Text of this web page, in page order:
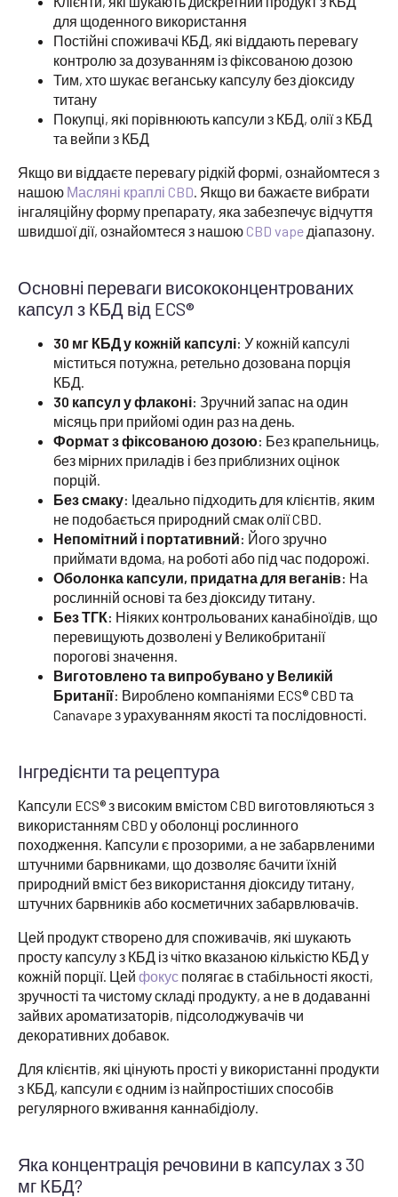
для щоденного використання
Постійні споживачі КБД, які віддають перевагу
контролю за дозуванням із фіксованою дозою
Тим, хто шукає веганську капсулу без діоксиду
титану
Покупці, які порівнюють капсули з КБД, олії з КБД
та вейпи з КБД
Якщо ви віддаєте перевагу рідкій формі, ознайомтеся з
нашою Масляні краплі CBD. Якщо ви бажаєте вибрати
інгаляційну форму препарату, яка забезпечує відчуття
швидшої дії, ознайомтеся з нашою CBD vape діапазону.
Основні переваги висококонцентрованих
капсул з КБД від ECS®
30 мг КБД у кожній капсулі: У кожній капсулі
міститься потужна, ретельно дозована порція
КБД.
30 капсул у флаконі: Зручний запас на один
місяць при прийомі один раз на день.
Формат з фіксованою дозою: Без крапельниць,
без мірних приладів і без приблизних оцінок
порцій.
Без смаку: Ідеально підходить для клієнтів, яким
не подобається природний смак олії CBD.
Непомітний і портативний: Його зручно
приймати вдома, на роботі або під час подорожі.
Оболонка капсули, придатна для веганів: На
рослинній основі та без діоксиду титану.
Без ТГК: Ніяких контрольованих канабіноїдів, що
перевищують дозволені у Великобританії
порогові значення.
Виготовлено та випробувано у Великій
Британії: Вироблено компаніями ECS® CBD та
Canavape з урахуванням якості та послідовності.
Інгредієнти та рецептура
Капсули ECS® з високим вмістом CBD виготовляються з
використанням CBD у оболонці рослинного
походження. Капсули є прозорими, а не забарвленими
штучними барвниками, що дозволяє бачити їхній
природний вміст без використання діоксиду титану,
штучних барвників або косметичних забарвлювачів.
Цей продукт створено для споживачів, які шукають
просту капсулу з КБД із чітко вказаною кількістю КБД у
кожній порції. Цей фокус полягає в стабільності якості,
зручності та чистому складі продукту, а не в додаванні
зайвих ароматизаторів, підсолоджувачів чи
декоративних добавок.
Для клієнтів, які цінують прості у використанні продукти
з КБД, капсули є одним із найпростіших способів
регулярного вживання каннабідіолу.
Яка концентрація речовини в капсулах з 30
мг КБД?